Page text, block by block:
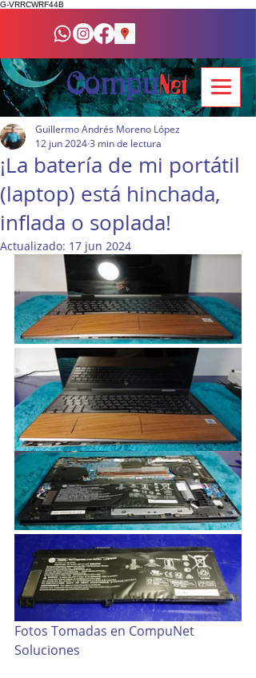
G-VRRCWRF44B
¡La batería de mi portátil
(laptop) está hinchada,
inflada o soplada!
Guillermo Andrés Moreno López
12 jun 20243 min de lectura
Actualizado: 17 jun 2024
Fotos Tomadas en CompuNet
Soluciones